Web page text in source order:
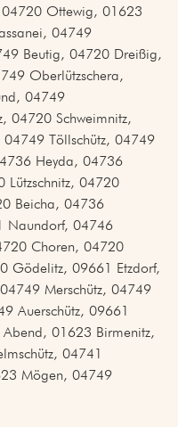
04720 Ottewig, 01623
04749
Beutig, 04720 Dreißig,
Oberlützschera,
04749
04720 Schweimnitz,
Töllschütz, 04749
Heyda, 04736
Lützschnitz, 04720
Beicha, 04736
Naundorf, 04746
Choren, 04720
Gödelitz, 09661 Etzdorf,
Merschütz, 04749
Auerschütz, 09661
01623 Birmenitz,
04741
Mögen, 04749